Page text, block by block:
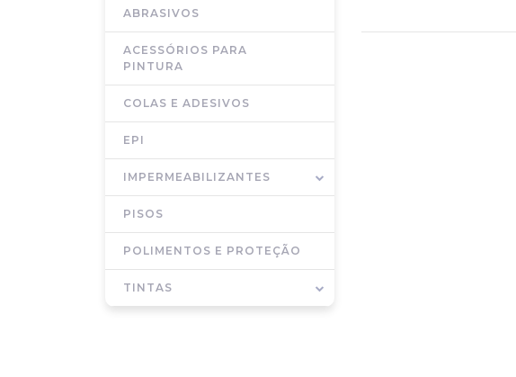
ABRASIVOS
ACESSÓRIOS PARA
PINTURA
COLAS E ADESIVOS
EPI
IMPERMEABILIZANTES
PISOS
POLIMENTOS E PROTEÇÃO
TINTAS